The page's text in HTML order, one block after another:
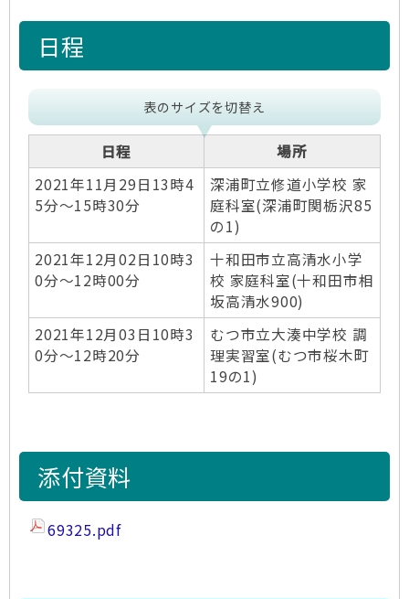
日程
表のサイズを切替え
日程
場所
2021年11月29日13時4
5分～15時30分
深浦町立修道小学校 家
庭科室(深浦町関栃沢85
の1)
2021年12月02日10時3
0分～12時00分
十和田市立高清水小学
校 家庭科室(十和田市相
坂高清水900)
2021年12月03日10時3
0分～12時20分
むつ市立大湊中学校 調
理実習室(むつ市桜木町
19の1)
添付資料
69325.pdf